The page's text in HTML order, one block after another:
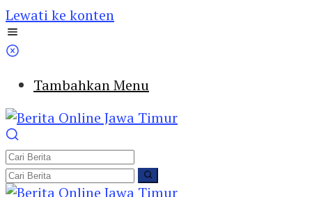
Lewati ke konten
Tambahkan Menu